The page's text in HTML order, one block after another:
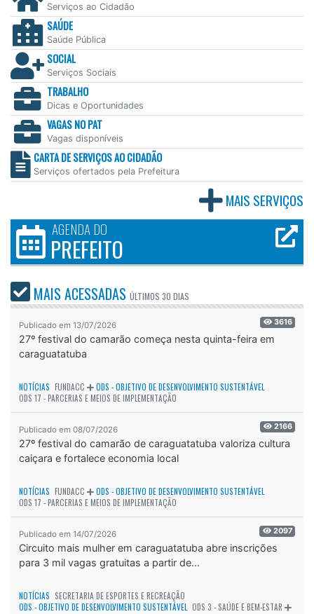
Serviços ao Cidadão
SAÚDE
Saúde Pública
SOCIAL
Serviços Sociais
TRABALHO
Dicas e Oportunidades
VAGAS NO PAT
Vagas disponíveis
CARTA DE SERVIÇOS AO CIDADÃO
Serviços ofertados pela Prefeitura
MAIS SERVIÇOS
AGENDA DO
PREFEITO
MAIS ACESSADAS ÚLTIMOS 30 DIAS
Publicado em 13/07/2026 3616
27º festival do camarão começa nesta quinta-feira em
caraguatatuba
NOTÍCIAS FUNDACC
ODS - OBJETIVO DE DESENVOLVIMENTO SUSTENTÁVEL
ODS 17 - PARCERIAS E MEIOS DE IMPLEMENTAÇÃO
Publicado em 08/07/2026 2166
27º festival do camarão de caraguatatuba valoriza cultura
caiçara e fortalece economia local
NOTÍCIAS FUNDACC
ODS - OBJETIVO DE DESENVOLVIMENTO SUSTENTÁVEL
ODS 17 - PARCERIAS E MEIOS DE IMPLEMENTAÇÃO
Publicado em 14/07/2026 2097
Circuito mais mulher em caraguatatuba abre inscrições
para 3 mil vagas gratuitas a partir de...
NOTÍCIAS SECRETARIA DE ESPORTES E RECREAÇÃO
ODS - OBJETIVO DE DESENVOLVIMENTO SUSTENTÁVEL ODS 3 - SAÚDE E BEM-ESTAR